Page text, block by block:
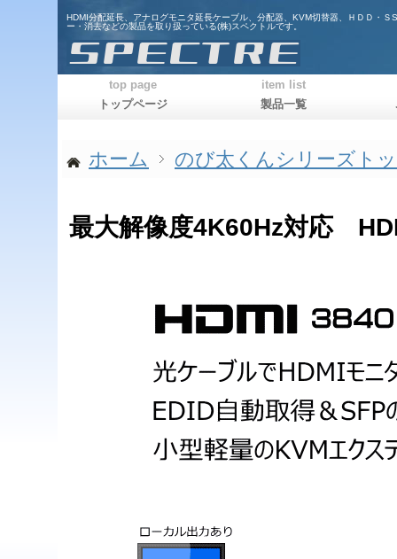
HDMI分配延長、アナログモニタ延長ケーブル、分配器、KVM切替器、ＨＤＤ・Ｓ
ー・消去などの製品を取り扱っている(株)スペクトルです。
ホーム のび太くんシリーズト
最大解像度4K60Hz対応
top page
トップページ
item list
製品一覧